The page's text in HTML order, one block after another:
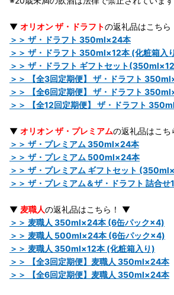
▼ オリオン ザ・ドラフトの返礼品はこち
＞＞ ザ・ドラフト 350ml×24本
＞＞ ザ・ドラフト 350ml×12本 (化粧箱入
＞＞ ザ・ドラフト ギフトセット
＞＞ 【全3回定期便】 ザ・ドラフト
＞＞ 【全6回定期便】 ザ・ドラフト
＞＞ 【全12回定期便】 ザ・ドラフト
▼ オリオン ザ・プレミアムの返礼品はこ
＞＞ ザ・プレミアム 350ml×24本
＞＞ ザ・プレミアム 500ml×24本
＞＞ ザ・プレミアム ギフトセット
＞＞ ザ・プレミアム＆ザ・ドラフト 詰合せ
▼ 麦職人の返礼品はこちら！ ▼
＞＞ 麦職人 350ml×24本 (6缶パック×4)
＞＞ 麦職人 500ml×24本 (6缶パック×4)
＞＞ 麦職人 350ml×12本 (化粧箱入り)
＞＞ 【全3回定期便】麦職人 350ml×24本
＞＞ 【全6回定期便】麦職人 350ml×24本